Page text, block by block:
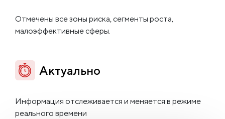
Отмечены все зоны риска, сегменты роста,
малоэффективные сферы.
Актуально
Информация отслеживается и меняется в режиме
реального времени